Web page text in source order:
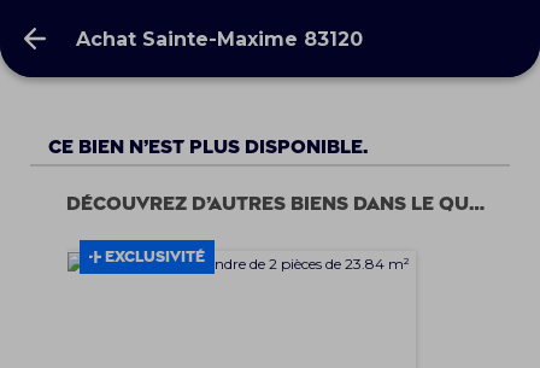
Achat Sainte-Maxime 83120
Achat Sainte-Maxime 83120
Ce bien n’est plus disponible.
Découvrez d’autres biens dans le quartier
EXCLUSIVITÉ